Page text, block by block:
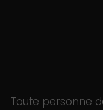
Toute personne